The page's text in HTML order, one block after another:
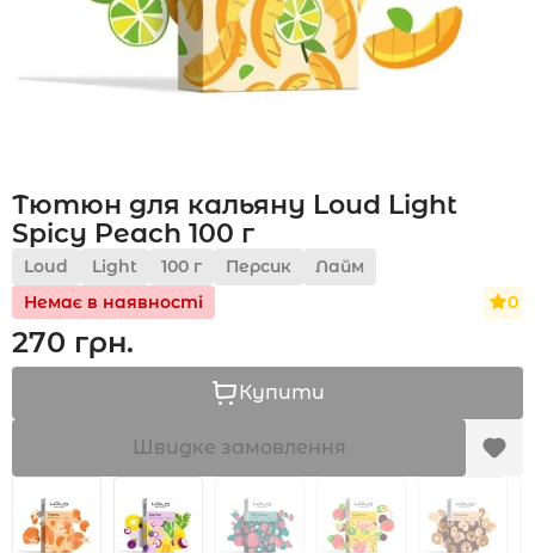
Укр
Тютюн для кальяну Loud Light
Spicy Peach 100 г
Loud Light 100 г Персик
Лайм
Немає в наявності
0
270 грн.
Купити
Швидке замовлення